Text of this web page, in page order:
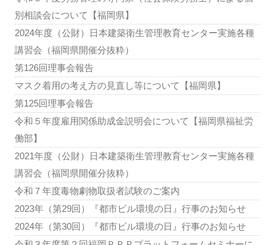
別相談会について【福岡県】
2024年度（公財）日本建築衛生管理教育センター実施各種
講習会（福岡県開催分抜粋）
第126回理事会報告
マスク着用の考え方の見直し等について【福岡県】
第125回理事会報告
令和５年度雇用関係助成金説明会について【福岡県福祉労
働部】
2021年度（公財）日本建築衛生管理教育センター実施各種
講習会（福岡県開催分抜粋）
令和７年度毒物劇物取扱者試験のご案内
2023年（第29回）『都市ビル環境の日』行事のお知らせ
2024年（第30回）『都市ビル環境の日』行事のお知らせ